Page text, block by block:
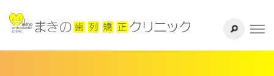
千葉県八千
サイト内検索